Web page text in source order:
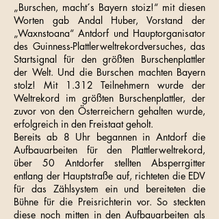
„Burschen, macht´s Bayern stoiz!“ mit diesen
Worten gab Andal Huber, Vorstand der
„Waxnstoana“ Antdorf und Hauptorganisator
des Guinness-Plattlerweltrekordversuches, das
Startsignal für den größten Burschenplattler
der Welt. Und die Burschen machten Bayern
stolz! Mit 1.312 Teilnehmern wurde der
Weltrekord im größten Burschenplattler, der
zuvor von den Österreichern gehalten wurde,
erfolgreich in den Freistaat geholt.
Bereits ab 8 Uhr begannen in Antdorf die
Aufbauarbeiten für den Plattlerweltrekord,
über 50 Antdorfer stellten Absperrgitter
entlang der Hauptstraße auf, richteten die EDV
für das Zählsystem ein und bereiteten die
Bühne für die Preisrichterin vor. So steckten
diese noch mitten in den Aufbauarbeiten als